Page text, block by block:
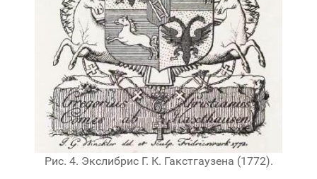
Рис. 4. Экслибрис Г. К. Гакстгаузена (1772).